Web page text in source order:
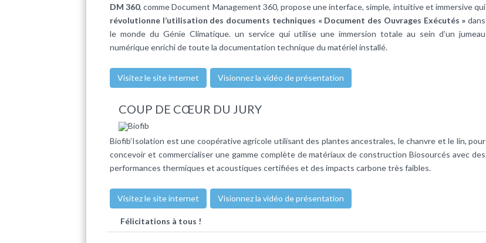
DM 360, comme Document Management 360, propose une interface, simple, intuitive et immersive qui
révolutionne l’utilisation des documents techniques « Document des Ouvrages Exécutés » dans
le monde du Génie Climatique. un service qui utilise une immersion totale au sein d’un jumeau
numérique enrichi de toute la documentation technique du matériel installé.
Visitez le site internet Visionnez la vidéo de présentation
COUP DE CŒUR DU JURY
Biofib’Isolation est une coopérative agricole utilisant des plantes ancestrales, le chanvre et le lin, pour
concevoir et commercialiser une gamme complète de matériaux de construction Biosourcés avec des
performances thermiques et acoustiques certifiées et des impacts carbone très faibles.
Visitez le site internet Visionnez la vidéo de présentation
Félicitations à tous !